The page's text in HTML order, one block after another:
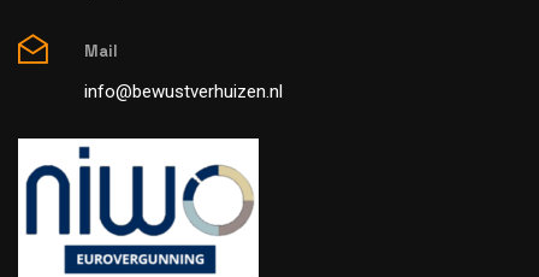
Mail
info@bewustverhuizen.nl